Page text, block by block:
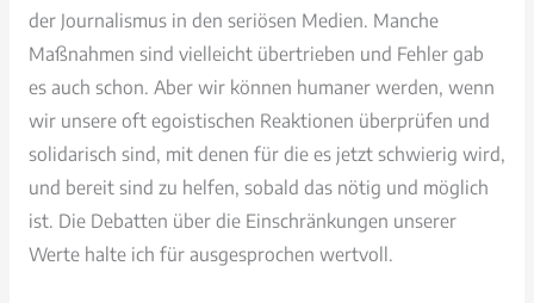
der Journalismus in den seriösen Medien. Manche
Maßnahmen sind vielleicht übertrieben und Fehler gab
es auch schon. Aber wir können humaner werden, wenn
wir unsere oft egoistischen Reaktionen überprüfen und
solidarisch sind, mit denen für die es jetzt schwierig wird,
und bereit sind zu helfen, sobald das nötig und möglich
ist. Die Debatten über die Einschränkungen unserer
Werte halte ich für ausgesprochen wertvoll.